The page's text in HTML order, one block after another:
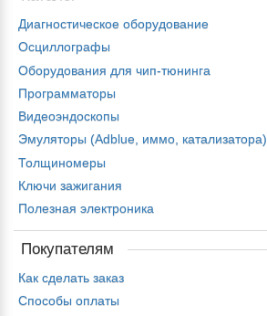
Диагностическое оборудование
Осциллографы
Оборудования для чип-тюнинга
Программаторы
Видеоэндоскопы
Эмуляторы (Adblue, иммо, катализатора)
Толщиномеры
Ключи зажигания
Полезная электроника
Покупателям
Как сделать заказ
Способы оплаты